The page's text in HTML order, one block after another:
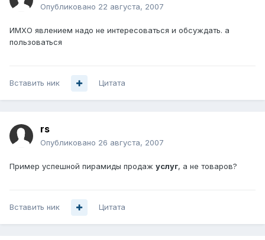
Опубликовано 22 августа, 2007
ИМХО явлением надо не интересоваться и обсуждать. а
пользоваться
Вставить ник Цитата
rs
Опубликовано 26 августа, 2007
Пример успешной пирамиды продаж услуг, а не товаров?
Вставить ник Цитата